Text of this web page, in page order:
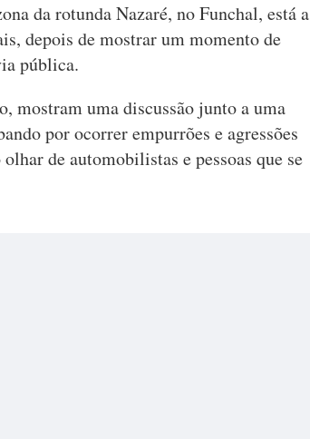
da rotunda Nazaré, no Funchal, está a
depois de mostrar um momento de
pública.
mostram uma discussão junto a uma
por ocorrer empurrões e agressões
de automobilistas e pessoas que se